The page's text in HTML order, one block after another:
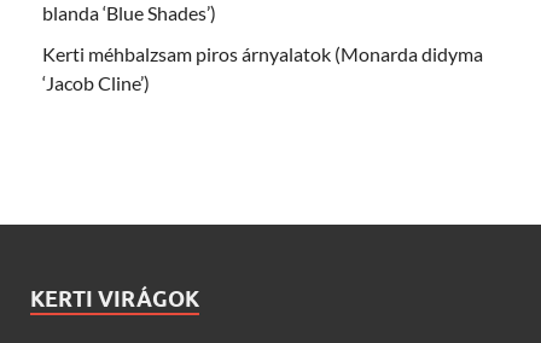
blanda ‘Blue Shades’)
Kerti méhbalzsam piros árnyalatok (Monarda didyma
‘Jacob Cline’)
KERTI VIRÁGOK